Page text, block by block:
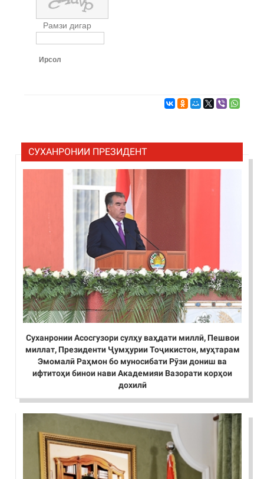
Рамзи дигар
Ирсол
СУХАНРОНИИ ПРЕЗИДЕНТ
Суханронии Асосгузори сулҳу ваҳдати миллӣ, Пешвои
миллат, Президенти Ҷумҳурии Тоҷикистон, муҳтарам
Эмомалӣ Раҳмон бо муносибати Рӯзи дониш ва
ифтитоҳи бинои нави Академияи Вазорати корҳои
дохилӣ